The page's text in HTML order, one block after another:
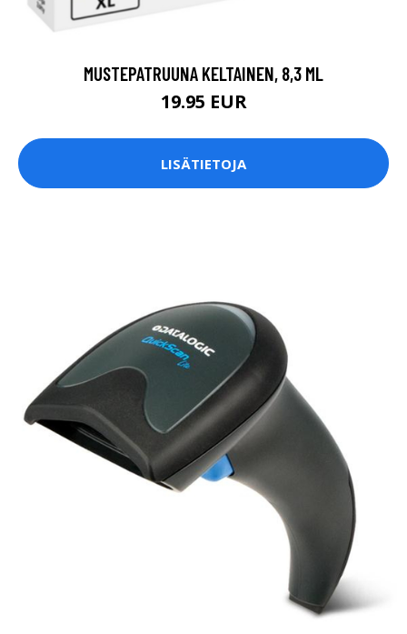
MUSTEPATRUUNA KELTAINEN, 8,3 ML
19.95 EUR
LISÄTIETOJA